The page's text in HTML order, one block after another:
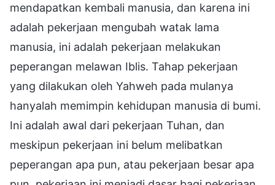
mendapatkan kembali manusia, dan karena ini
adalah pekerjaan mengubah watak lama
manusia, ini adalah pekerjaan melakukan
peperangan melawan Iblis. Tahap pekerjaan
yang dilakukan oleh Yahweh pada mulanya
hanyalah memimpin kehidupan manusia di bumi.
Ini adalah awal dari pekerjaan Tuhan, dan
meskipun pekerjaan ini belum melibatkan
peperangan apa pun, atau pekerjaan besar apa